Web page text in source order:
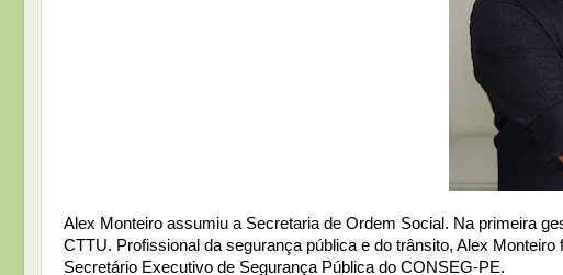
Alex Monteiro assumiu a Secretaria de Ordem Social. Na primeira
CTTU. Profissional da segurança pública e do trânsito, Alex
Secretário Executivo de Segurança Pública do CONSEG-PE.